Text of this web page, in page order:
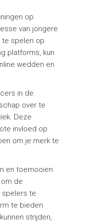
op
van jongere
te spelen op
platforms, kun
wedden en
in de
over te
Deze
invloed op
om je merk te
en toernooien
de
spelers te
te bieden
strijden,